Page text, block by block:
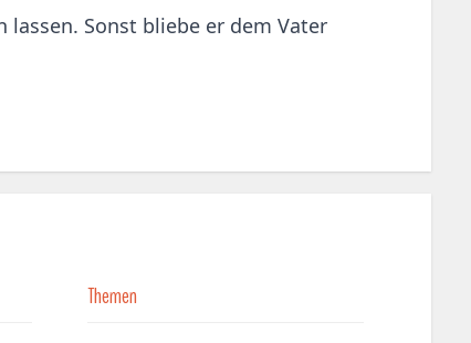
Sonst bliebe er dem Vater
Themen